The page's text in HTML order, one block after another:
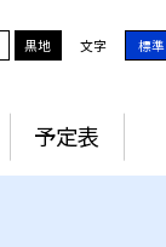
黒地 文字 標準
予定表